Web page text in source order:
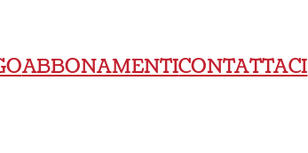
ABBONAMENTICONTATTACI